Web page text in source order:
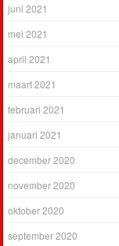
juni 2021
mei 2021
april 2021
maart 2021
februari 2021
januari 2021
december 2020
november 2020
oktober 2020
september 2020